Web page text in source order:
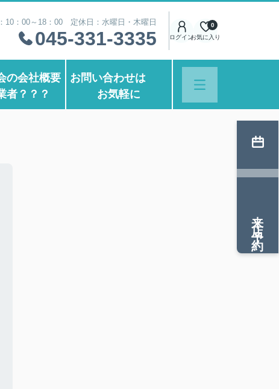
10：00～18：00 定休日：水曜日・木曜日
045-331-3335 ログインお気に入り
0
の会社概要
者？？？
お問い合わせは
お気軽に
来店予約